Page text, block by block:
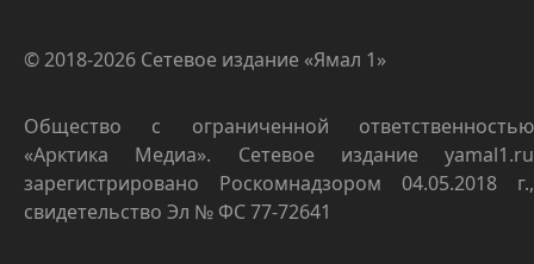
© 2018-2026 Сетевое издание «Ямал 1»
Общество с ограниченной ответственностью
«Арктика Медиа». Сетевое издание yamal1.ru
зарегистрировано Роскомнадзором 04.05.2018 г.,
свидетельство Эл № ФС 77-72641